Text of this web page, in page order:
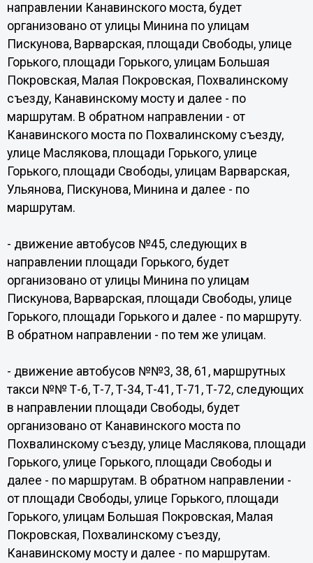
направлении Канавинского моста, будет
организовано от улицы Минина по улицам
Пискунова, Варварская, площади Свободы, улице
Горького, площади Горького, улицам Большая
Покровская, Малая Покровская, Похвалинскому
съезду, Канавинскому мосту и далее - по
маршрутам. В обратном направлении - от
Канавинского моста по Похвалинскому съезду,
улице Маслякова, площади Горького, улице
Горького, площади Свободы, улицам Варварская,
Ульянова, Пискунова, Минина и далее - по
маршрутам.
- движение автобусов №45, следующих в
направлении площади Горького, будет
организовано от улицы Минина по улицам
Пискунова, Варварская, площади Свободы, улице
Горького, площади Горького и далее - по маршруту.
В обратном направлении - по тем же улицам.
- движение автобусов №№3, 38, 61, маршрутных
такси №№ Т-6, Т-7, Т-34, Т-41, Т-71, Т-72, следующих
в направлении площади Свободы, будет
организовано от Канавинского моста по
Похвалинскому съезду, улице Маслякова, площади
Горького, улице Горького, площади Свободы и
далее - по маршрутам. В обратном направлении -
от площади Свободы, улице Горького, площади
Горького, улицам Большая Покровская, Малая
Покровская, Похвалинскому съезду,
Канавинскому мосту и далее - по маршрутам.